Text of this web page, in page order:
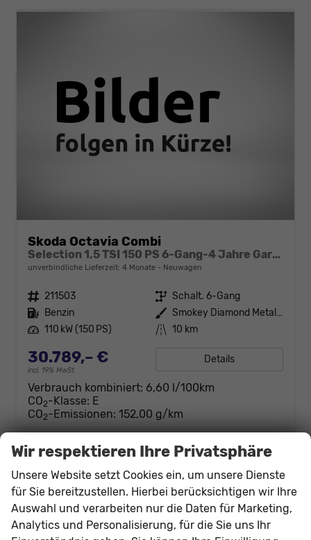
Skoda Octavia Combi
Selection 1,5 TSI 150 PS 6-Gang-4 Jahre Garantie-Anhängerkupplung schwenkbar-PDC vorne und hinten-Sitzheizung-Smart Link
unverbindliche Lieferzeit: 4 Monate Neuwagen
Fahrzeugnr. 211503 Getriebe Schalt. 6-Gang
Kraftstoff Benzin Außenfarbe
Smokey Diamond Metallic
Leistung 110 kW (150 PS) Kilometerstand 10 km
30.789,– €
incl. 19% MwSt.
Details
Verbrauch kombiniert: 6,60 l/100km
CO2-Klasse: E
CO2-Emissionen: 152,00 g/km
Wir respektieren Ihre Privatsphäre
Unsere Website setzt Cookies ein, um unsere Dienste
für Sie bereitzustellen. Hierbei berücksichtigen wir Ihre
Auswahl und verarbeiten nur die Daten für Marketing,
Analytics und Personalisierung, für die Sie uns Ihr